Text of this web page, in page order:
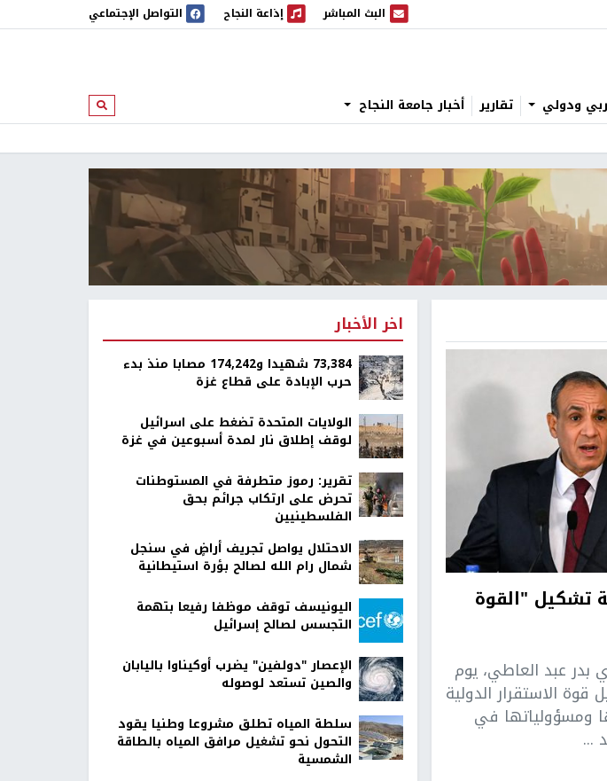
البث المباشر
البث المباشر إذاعة النجاح
إذاعة النجاح التواصل الإجتماعي
ودولي تقارير أخبار جامعة النجاح ابحث
تشكيل "القوة
بدر عبد العاطي، يوم
الاستقرار الدولية
ومسؤولياتها في
...
اخر الأخبار
73,384 شهيدا و174,242 مصابا منذ بدء
حرب الإبادة على قطاع غزة
الولايات المتحدة تضغط على اسرائيل
لوقف إطلاق نار لمدة أسبوعين في غزة
تقرير: رموز متطرفة في المستوطنات
تحرض على ارتكاب جرائم بحق
الفلسطينيين
الاحتلال يواصل تجريف أراضٍ في سنجل
شمال رام الله لصالح بؤرة استيطانية
اليونيسف توقف موظفا رفيعا بتهمة
التجسس لصالح إسرائيل
الإعصار "دولفين" يضرب أوكيناوا باليابان
والصين تستعد لوصوله
سلطة المياه تطلق مشروعا وطنيا يقود
التحول نحو تشغيل مرافق المياه بالطاقة
الشمسية